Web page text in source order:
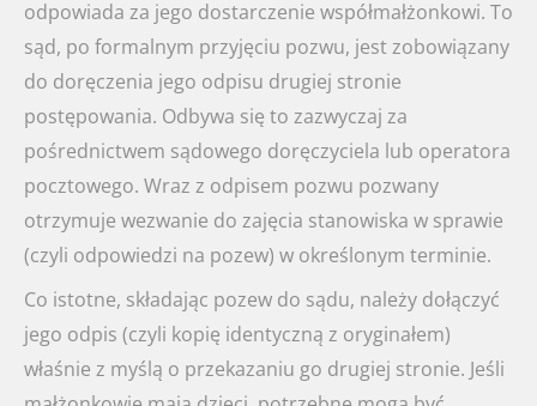
odpowiada za jego dostarczenie współmałżonkowi. To
sąd, po formalnym przyjęciu pozwu, jest zobowiązany
do doręczenia jego odpisu drugiej stronie
postępowania. Odbywa się to zazwyczaj za
pośrednictwem sądowego doręczyciela lub operatora
pocztowego. Wraz z odpisem pozwu pozwany
otrzymuje wezwanie do zajęcia stanowiska w sprawie
(czyli odpowiedzi na pozew) w określonym terminie.
Co istotne, składając pozew do sądu, należy dołączyć
jego odpis (czyli kopię identyczną z oryginałem)
właśnie z myślą o przekazaniu go drugiej stronie. Jeśli